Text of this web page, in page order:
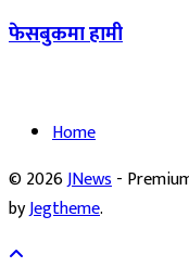
फेसबुकमा हामी
Home
© 2026JNews-
byJegtheme.